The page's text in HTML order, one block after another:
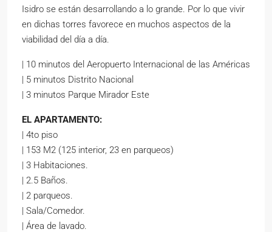
Isidro se están desarrollando a lo grande. Por lo que vivir
en dichas torres favorece en muchos aspectos de la
viabilidad del día a día.
| 10 minutos del Aeropuerto Internacional de las Américas
| 5 minutos Distrito Nacional
| 3 minutos Parque Mirador Este
EL APARTAMENTO:
| 4to piso
| 153 M2 (125 interior, 23 en parqueos)
| 3 Habitaciones.
| 2.5 Baños.
| 2 parqueos.
| Sala/Comedor.
| Área de lavado.